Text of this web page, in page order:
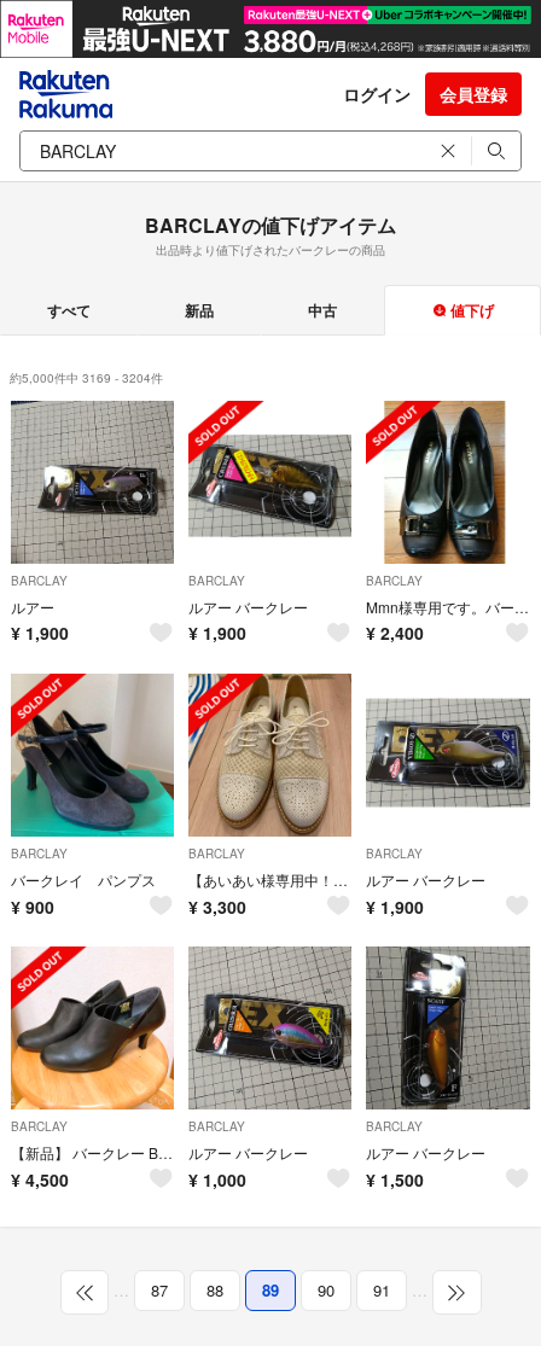
ログイン 会員登録
BARCLAYの値下げアイテム
出品時より値下げされたバークレーの商品
すべて 新品 中古 値下げ
約5,000件中 3169 - 3204件
BARCLAY
ルアー
¥ 1,900
BARCLAY
ルアー バークレー
¥ 1,900
BARCLAY
Mmn様専用です。バークレー レディース 靴 24 美品
¥ 2,400
BARCLAY
バークレイ パンプス
¥ 900
BARCLAY
【あいあい様専用中！】BARCLAY シューズ
¥ 3,300
BARCLAY
ルアー バークレー
¥ 1,900
BARCLAY
【新品】 バークレー BARCLAY ショートブーツ ブーティー
¥ 4,500
BARCLAY
ルアー バークレー
¥ 1,000
BARCLAY
ルアー バークレー
¥ 1,500
… 87 88 89 90 91 …